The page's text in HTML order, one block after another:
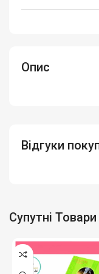
Опис
Відгуки
Супутні Товари